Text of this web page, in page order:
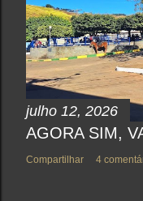
e
n
t
á
r
i
o
julho 12, 2026
AGORA SIM,
Compartilhar 4